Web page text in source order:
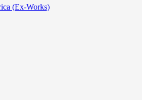
(Ex-Works)